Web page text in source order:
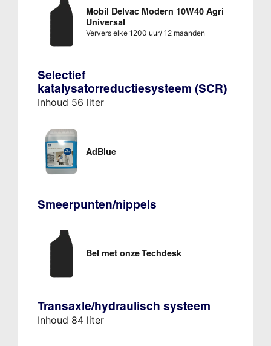
Mobil Delvac Modern 10W40 Agri
Universal
Ververs elke 1200 uur/ 12 maanden
Selectief
katalysatorreductiesysteem (SCR)
Inhoud 56 liter
AdBlue
Smeerpunten/nippels
Bel met onze Techdesk
Transaxle/hydraulisch systeem
Inhoud 84 liter